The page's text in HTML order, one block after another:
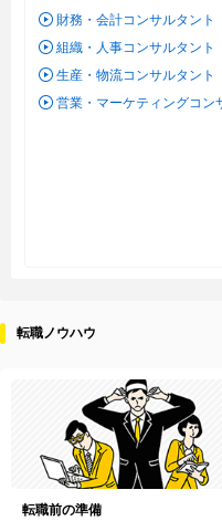
財務・会計コンサルタント
組織・人事コンサルタント
生産・物流コンサルタント
営業・マーケティングコン
転職ノウハウ
転職前の準備